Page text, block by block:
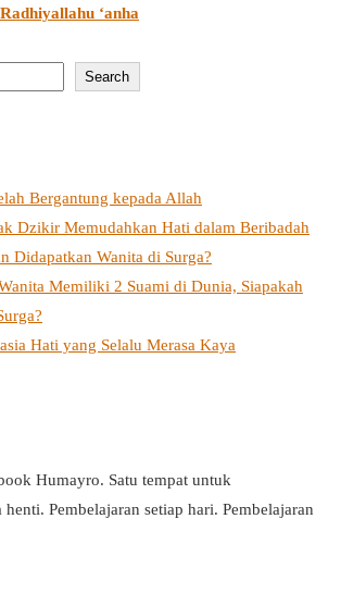
‘anha
Search
Bergantung kepada Allah
Dzikir Memudahkan Hati dalam Beribadah
Didapatkan Wanita di Surga?
Memiliki 2 Suami di Dunia, Siapakah
Hati yang Selalu Merasa Kaya
Humayro. Satu tempat untuk
Pembelajaran setiap hari. Pembelajaran